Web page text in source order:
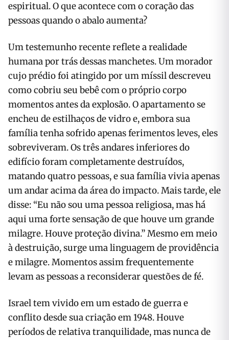
espiritual. O que acontece com o coração das
pessoas quando o abalo aumenta?
Um testemunho recente reflete a realidade
humana por trás dessas manchetes. Um morador
cujo prédio foi atingido por um míssil descreveu
como cobriu seu bebê com o próprio corpo
momentos antes da explosão. O apartamento se
encheu de estilhaços de vidro e, embora sua
família tenha sofrido apenas ferimentos leves, eles
sobreviveram. Os três andares inferiores do
edifício foram completamente destruídos,
matando quatro pessoas, e sua família vivia apenas
um andar acima da área do impacto. Mais tarde, ele
disse: “Eu não sou uma pessoa religiosa, mas há
aqui uma forte sensação de que houve um grande
milagre. Houve proteção divina.” Mesmo em meio
à destruição, surge uma linguagem de providência
e milagre. Momentos assim frequentemente
levam as pessoas a reconsiderar questões de fé.
Israel tem vivido em um estado de guerra e
conflito desde sua criação em 1948. Houve
períodos de relativa tranquilidade, mas nunca de